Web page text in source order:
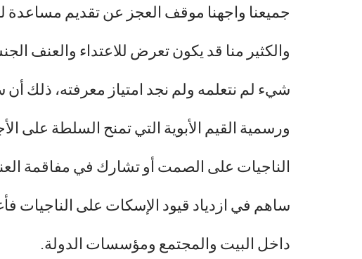
جميعنا واجهنا موقف العجز عن تقديم
والكثير منا قد يكون تعرض للاعتداء والعنف
شيء لم نتعلمه ولم نجد امتياز معرفته، ذلك
ورسمية القيم الأبوية التي تمنح السلطة على
الناجيات على الصمت أو تشارك في مفاقمة
ساهم في ازدياد قيود الإسكات على الناجيات
داخل البيت والمجتمع ومؤسسات الدولة.